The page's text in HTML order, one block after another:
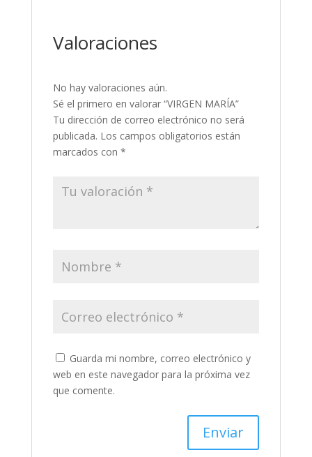
Valoraciones
No hay valoraciones aún.
Sé el primero en valorar “VIRGEN MARÍA”
Tu dirección de correo electrónico no será
publicada. Los campos obligatorios están
marcados con *
Guarda mi nombre, correo electrónico y
web en este navegador para la próxima vez
que comente.